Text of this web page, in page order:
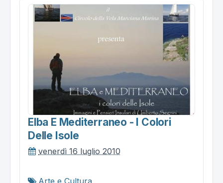
Elba E Mediterraneo - I Colori
Delle Isole
venerdì 16 luglio 2010